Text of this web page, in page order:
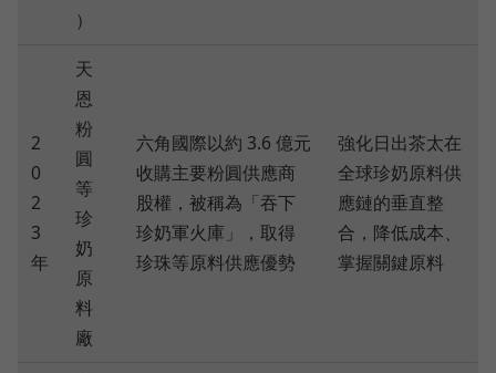
）
2
0
2
3
年
天
恩
粉
圓
等
珍
奶
原
料
廠
六角國際以約 3.6 億元
收購主要粉圓供應商
股權，被稱為「吞下
珍奶軍火庫」，取得
珍珠等原料供應優勢
強化日出茶太在
全球珍奶原料供
應鏈的垂直整
合，降低成本、
掌握關鍵原料